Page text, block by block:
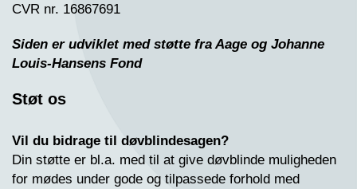
CVR nr. 16867691
Siden er udviklet med støtte fra Aage og Johanne
Louis-Hansens Fond
Støt os
Vil du bidrage til døvblindesagen?
Din støtte er bl.a. med til at give døvblinde muligheden
for mødes under gode og tilpassede forhold med